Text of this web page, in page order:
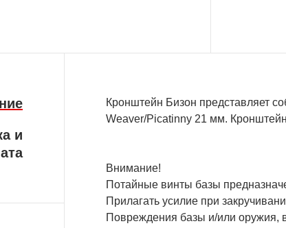
и
Кронштейн Бизон представляет
Weaver/Picatinny 21 мм. Кронштейн
Внимание!
Потайные винты базы
Прилагать усилие при
Повреждения базы и/или оружия,